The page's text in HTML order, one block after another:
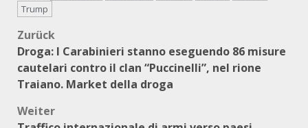
Trump
Beitragsnavigation
Zurück
Droga: I Carabinieri stanno eseguendo 86 misure
cautelari contro il clan “Puccinelli”, nel rione
Traiano. Market della droga
Weiter